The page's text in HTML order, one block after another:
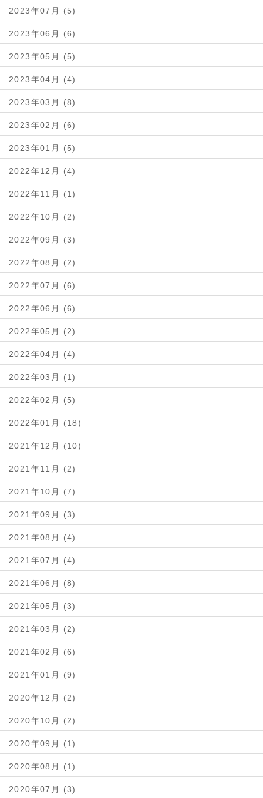
2023年07月 (5)
2023年06月 (6)
2023年05月 (5)
2023年04月 (4)
2023年03月 (8)
2023年02月 (6)
2023年01月 (5)
2022年12月 (4)
2022年11月 (1)
2022年10月 (2)
2022年09月 (3)
2022年08月 (2)
2022年07月 (6)
2022年06月 (6)
2022年05月 (2)
2022年04月 (4)
2022年03月 (1)
2022年02月 (5)
2022年01月 (18)
2021年12月 (10)
2021年11月 (2)
2021年10月 (7)
2021年09月 (3)
2021年08月 (4)
2021年07月 (4)
2021年06月 (8)
2021年05月 (3)
2021年03月 (2)
2021年02月 (6)
2021年01月 (9)
2020年12月 (2)
2020年10月 (2)
2020年09月 (1)
2020年08月 (1)
2020年07月 (3)